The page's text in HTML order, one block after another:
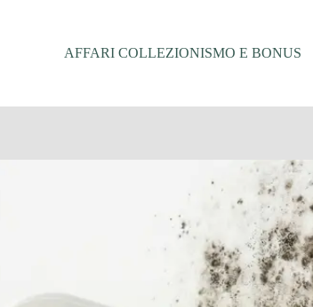
AFFARI COLLEZIONISMO E BONUS